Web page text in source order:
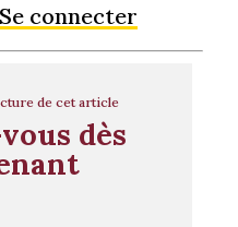
connecter
de cet article
dès